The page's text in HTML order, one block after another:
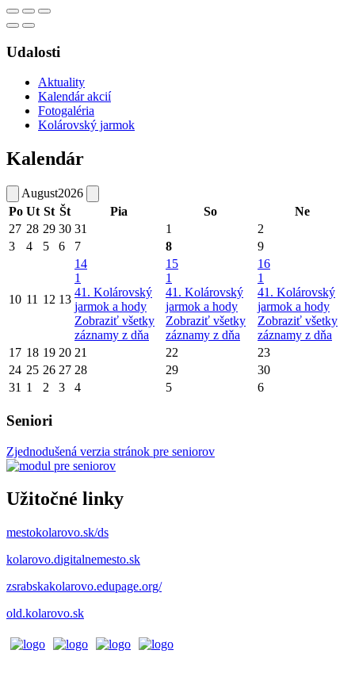
Udalosti
Aktuality
Kalendár akcií
Fotogaléria
Kolárovský jarmok
Kalendár
August2026
Po Ut St Št Pia So
Ne
27 28 29 30 31 1
2
3
4 5 6 7 8 9
10 11 12 13
14
1
41. Kolárovský
jarmok a hody
Zobraziť všetky
záznamy z dňa
15
1
41. Kolárovský
jarmok a hody
Zobraziť všetky
záznamy z dňa
16
1
41. Kolárovský
jarmok a hody
Zobraziť všetky
záznamy z dňa
17 18 19 20 21 22
23
24 25 26 27 28 29
30
31 1 2 3 4 5 6
Seniori
Zjednodušená verzia stránok pre seniorov
Užitočné linky
mestokolarovo.sk/ds
kolarovo.digitalnemesto.sk
zsrabskakolarovo.edupage.org/
old.kolarovo.sk